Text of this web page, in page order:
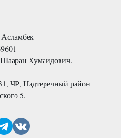
Шааран Хумаидович.
ЧР, Надтеречный район,
5.